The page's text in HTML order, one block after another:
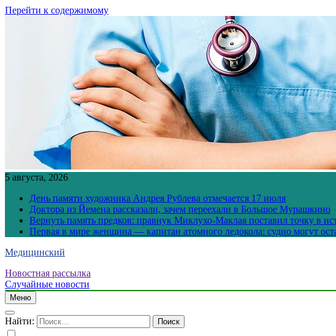
Перейти к содержимому
5 августа, 2026
День памяти художника Андрея Рублева отмечается 17 июля
Доктора из Йемена рассказали, зачем переехали в Большое Мурашкино
Вернуть память предков: правнук Миклухо-Маклая поставил точку в
Первая в мире женщина — капитан атомного ледокола: судно могут
Медицинский
Новостная рассылка
Случайные новости
Меню
Найти: